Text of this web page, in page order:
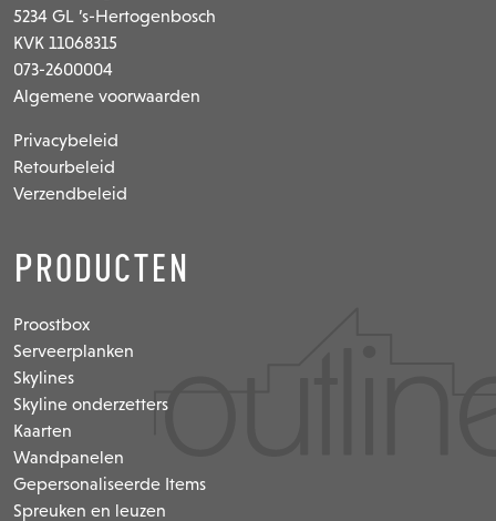
5234 GL ’s-Hertogenbosch
KVK 11068315
073-2600004
Algemene voorwaarden
Privacybeleid
Retourbeleid
Verzendbeleid
Producten
Proostbox
Serveerplanken
Skylines
Skyline onderzetters
Kaarten
Wandpanelen
Gepersonaliseerde Items
Spreuken en leuzen